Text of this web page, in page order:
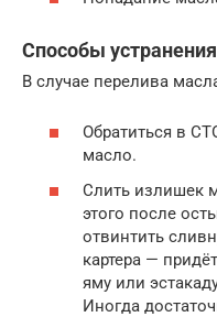
Способы
В случае перелива
Обратиться в
масло.
Слить излишек
этого после
отвинтить
картера —
яму или
Иногда